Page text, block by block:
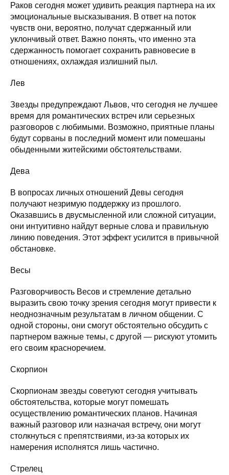
Раков сегодня может удивить реакция партнера на их
эмоциональные высказывания. В ответ на поток
чувств они, вероятно, получат сдержанный или
уклончивый ответ. Важно понять, что именно эта
сдержанность помогает сохранить равновесие в
отношениях, охлаждая излишний пыл.
Лев
Звезды предупреждают Львов, что сегодня не лучшее
время для романтических встреч или серьезных
разговоров с любимыми. Возможно, приятные планы
будут сорваны в последний момент или помешаны
обыденными житейскими обстоятельствами.
Дева
В вопросах личных отношений Девы сегодня
получают незримую поддержку из прошлого.
Оказавшись в двусмысленной или сложной ситуации,
они интуитивно найдут верные слова и правильную
линию поведения. Этот эффект усилится в привычной
обстановке.
Весы
Разговорчивость Весов и стремление детально
выразить свою точку зрения сегодня могут привести к
неоднозначным результатам в личном общении. С
одной стороны, они смогут обстоятельно обсудить с
партнером важные темы, с другой — рискуют утомить
его своим красноречием.
Скорпион
Скорпионам звезды советуют сегодня учитывать
обстоятельства, которые могут помешать
осуществлению романтических планов. Начиная
важный разговор или назначая встречу, они могут
столкнуться с препятствиями, из-за которых их
намерения исполнятся лишь частично.
Стрелец